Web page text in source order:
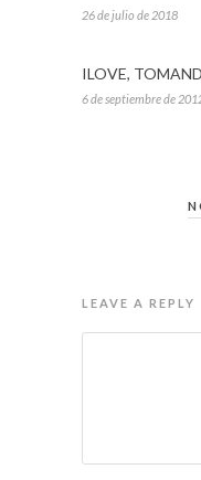
26 de julio de 2018
ILOVE,
6 de septiembre de
LEAVE A REPLY